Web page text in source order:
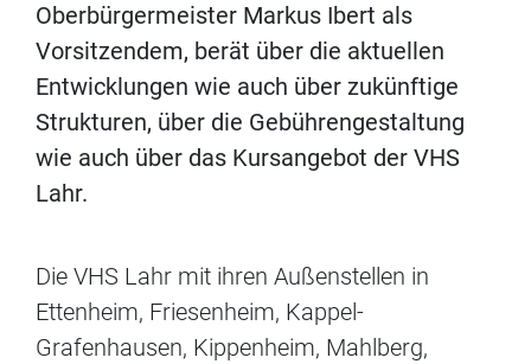
Oberbürgermeister Markus Ibert als
Vorsitzendem, berät über die aktuellen
Entwicklungen wie auch über zukünftige
Strukturen, über die Gebührengestaltung
wie auch über das Kursangebot der VHS
Lahr.
Die VHS Lahr mit ihren Außenstellen in
Ettenheim, Friesenheim, Kappel-
Grafenhausen, Kippenheim, Mahlberg,